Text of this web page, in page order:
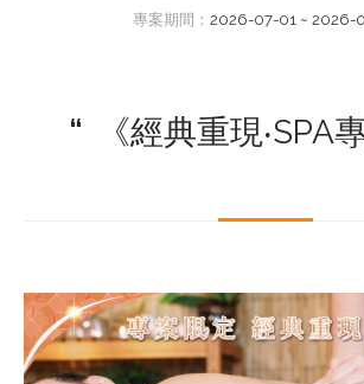
專案期間： 2026-07-01 ~ 2026-
“ 《經典重現‧SPA